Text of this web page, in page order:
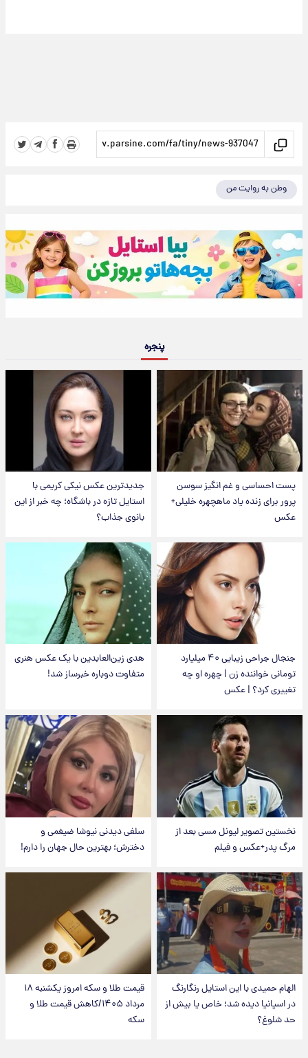
وطن به روایت من
پنجره
پست احساسی و غم انگیز سوسن
پرور برای زنده یاد ماهچهره خلیلی+
عکس
جدیدترین عکس نیکی کریمی با
استایل تازه در باشگاه؛ چه خبر از این
بانوی جذاب؟
جنجال جراحی زیبایی ۴۰ میلیارد
تومانی خواننده زن | چهره او چه
تغییری کرد؟ | عکس
هدی زین‌العابدین با یک عکس هنری
متفاوت دوباره خبرساز شد!
نخستین تصویر لیونل مسی بعد از
مرگ پدر+عکس و فیلم
سلفی دیدنی نیوشا ضیغمی و
دخترش؛ بهترین حال جهان را دارم!
الهام حمیدی با این استایل رنگارنگ
در اسپانیا دیده شد؛ خاص یا بیش از
حد شلوغ؟
قیمت طلا و سکه امروز یکشنبه ۱۸
مرداد ۱۴۰۵/کاهش قیمت طلا و
سکه